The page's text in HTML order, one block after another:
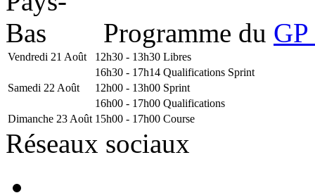
Programme du
Vendredi 21 Août 12h30 - 13h30 Libres
16h30 - 17h14 Qualifications Sprint
Samedi 22 Août
12h00 - 13h00 Sprint
16h00 - 17h00 Qualifications
Dimanche 23 Août 15h00 - 17h00 Course
Réseaux sociaux